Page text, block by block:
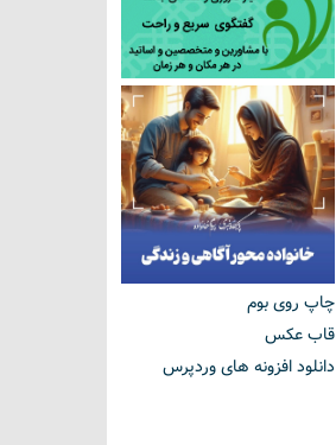
چاپ روی بوم
قاب عکس
دانلود افزونه های وردپرس